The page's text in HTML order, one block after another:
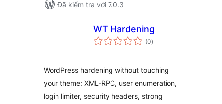
Đã kiểm tra với 7.0.3
WT Hardening
(0tổng
đánh
)
WordPress hardening without touching
your theme: XML-RPC, user enumeration,
login limiter, security headers, strong